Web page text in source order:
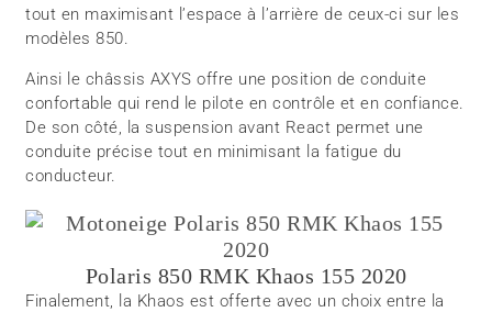
tout en maximisant l’espace à l’arrière de ceux-ci sur les
modèles 850.
Ainsi le châssis AXYS offre une position de conduite
confortable qui rend le pilote en contrôle et en confiance.
De son côté, la suspension avant React permet une
conduite précise tout en minimisant la fatigue du
conducteur.
Polaris 850 RMK Khaos 155 2020
Finalement, la Khaos est offerte avec un choix entre la